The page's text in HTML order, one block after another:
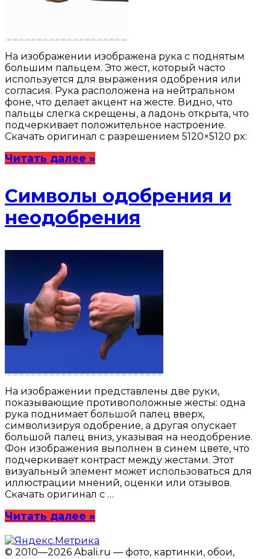
На изображении изображена рука с поднятым
большим пальцем. Это жест, который часто
используется для выражения одобрения или
согласия. Рука расположена на нейтральном
фоне, что делает акцент на жесте. Видно, что
пальцы слегка скрещены, а ладонь открыта, что
подчеркивает положительное настроение.
Скачать оригинал с разрешением 5120×5120 px:
Читать далее »
Символы одобрения и
неодобрения
На изображении представлены две руки,
показывающие противоположные жесты: одна
рука поднимает большой палец вверх,
символизируя одобрение, а другая опускает
большой палец вниз, указывая на неодобрение.
Фон изображения выполнен в синем цвете, что
подчеркивает контраст между жестами. Этот
визуальный элемент может использоваться для
иллюстрации мнений, оценки или отзывов.
Скачать оригинал с …
Читать далее »
© 2010—2026 Abali.ru — фото, картинки, обои,